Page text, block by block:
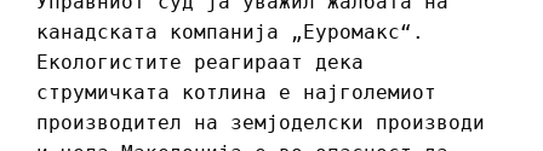
канадската компанија „Еуромакс“.
Екологистите реагираат дека
струмичката котлина е најголемиот
производител на земјоделски производи